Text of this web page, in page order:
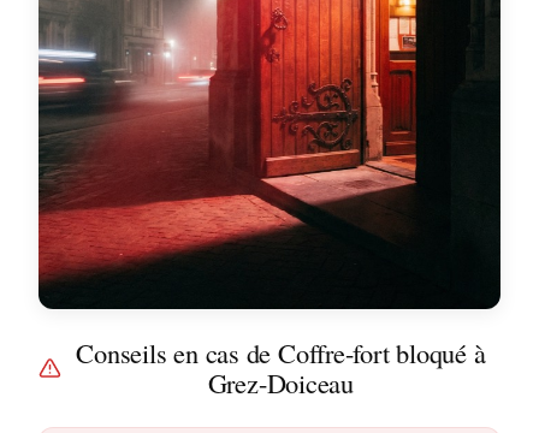
Conseils en cas de Coffre-fort bloqué à
Grez-Doiceau